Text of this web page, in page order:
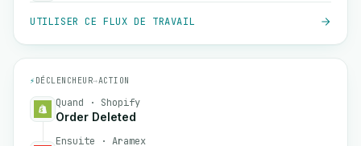
UTILISER CE FLUX DE TRAVAIL
⚡ DÉCLENCHEUR→ACTION
Quand · Shopify
Order Deleted
Ensuite · Aramex